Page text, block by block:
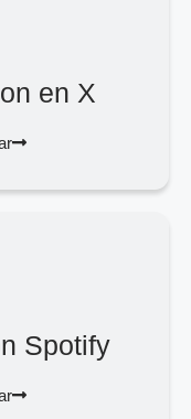
en X
Spotify